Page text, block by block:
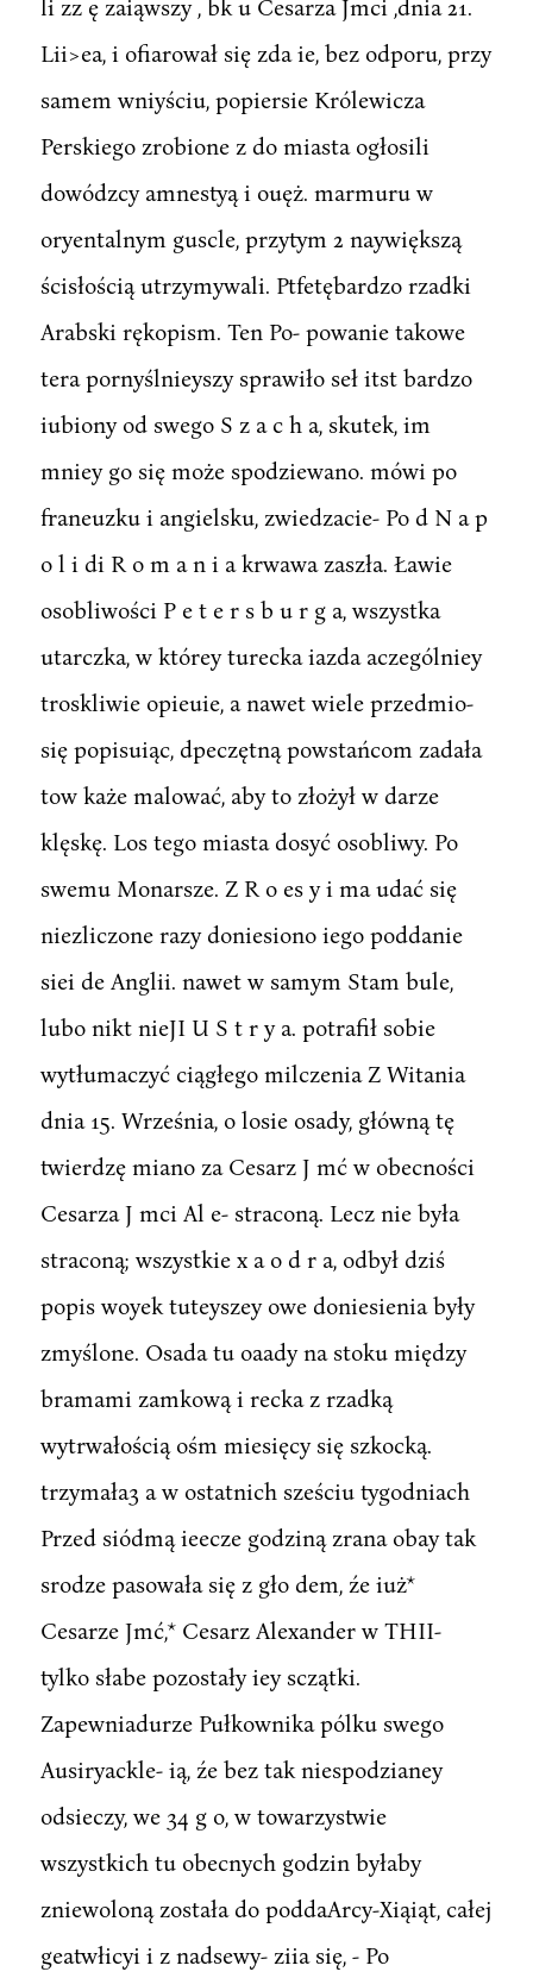
li zz ę zaiąwszy , bk u Cesarza Jmci ,dnia 21.
Lii>ea, i ofiarował się zda ie, bez odporu, przy
samem wniyściu, popiersie Królewicza
Perskiego zrobione z do miasta ogłosili
dowódzcy amnestyą i ouęż. marmuru w
oryentalnym guscle, przytym 2 naywiększą
ścisłością utrzymywali. Ptfetębardzo rzadki
Arabski rękopism. Ten Po- powanie takowe
tera pornyślnieyszy sprawiło seł itst bardzo
iubiony od swego S z a c h a, skutek, im
mniey go się może spodziewano. mówi po
franeuzku i angielsku, zwiedzacie- Po d N a p
o l i di R o m a n i a krwawa zaszła. Ławie
osobliwości P e t e r s b u r g a, wszystka
utarczka, w którey turecka iazda aczególniey
troskliwie opieuie, a nawet wiele przedmio-
się popisuiąc, dpeczętną powstańcom zadała
tow każe malować, aby to złożył w darze
klęskę. Los tego miasta dosyć osobliwy. Po
swemu Monarsze. Z R o es y i ma udać się
niezliczone razy doniesiono iego poddanie
siei de Anglii. nawet w samym Stam bule,
lubo nikt nieJI U S t r y a. potrafił sobie
wytłumaczyć ciągłego milczenia Z Witania
dnia 15. Września, o losie osady, główną tę
twierdzę miano za Cesarz J mć w obecności
Cesarza J mci Al e- straconą. Lecz nie była
straconą; wszystkie x a o d r a, odbył dziś
popis woyek tuteyszey owe doniesienia były
zmyślone. Osada tu oaady na stoku między
bramami zamkową i recka z rzadką
wytrwałością ośm miesięcy się szkocką.
trzymała3 a w ostatnich sześciu tygodniach
Przed siódmą ieecze godziną zrana obay tak
srodze pasowała się z gło dem, źe iuż*
Cesarze Jmć,* Cesarz Alexander w THII-
tylko słabe pozostały iey sczątki.
Zapewniadurze Pułkownika pólku swego
Ausiryackle- ią, źe bez tak niespodzianey
odsieczy, we 34 g o, w towarzystwie
wszystkich tu obecnych godzin byłaby
zniewoloną została do poddaArcy-Xiąiąt, całej
geatwłicyi i z nadsewy- ziia się, - Po